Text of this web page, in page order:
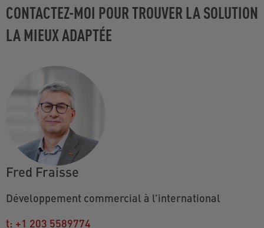
CONTACTEZ-MOI POUR TROUVER LA SOLUTION
LA MIEUX ADAPTÉE
Fred Fraisse
Développement commercial à l’international
t: +1 203 5589774